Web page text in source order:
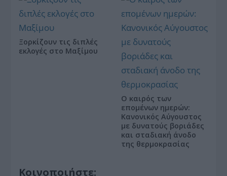
Ξορκίζουν τις διπλές
εκλογές στο Μαξίμου
Ο καιρός των
επομένων ημερών:
Κανονικός Αύγουστος
με δυνατούς βοριάδες
και σταδιακή άνοδο
της θερμοκρασίας
Κοινοποιήστε: